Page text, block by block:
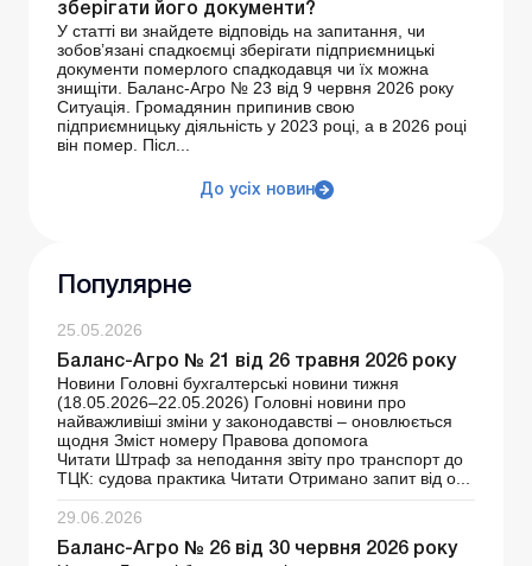
зберігати його документи?
У статті ви знайдете відповідь на запитання, чи
зобов’язані спадкоємці зберігати підприємницькі
документи померлого спадкодавця чи їх можна
знищіти. Баланс-Агро № 23 від 9 червня 2026 року
Ситуація. Громадянин припинив свою
підприємницьку діяльність у 2023 році, а в 2026 році
він помер. Післ...
До усіх новин
Популярне
25.05.2026
Баланс-Агро № 21 від 26 травня 2026 року
Новини Головні бухгалтерські новини тижня
(18.05.2026–22.05.2026) Головні новини про
найважливіші зміни у законодавстві – оновлюється
щодня Зміст номеру Правова допомога
Читати Штраф за неподання звіту про транспорт до
ТЦК: судова практика Читати Отримано запит від о...
29.06.2026
Баланс-Агро № 26 від 30 червня 2026 року